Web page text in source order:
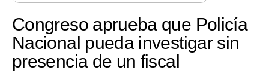
Economía
Mercados
Congreso aprueba que Policía
Nacional pueda investigar sin
presencia de un fiscal